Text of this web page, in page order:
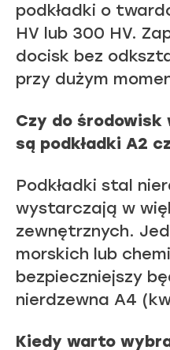
podkładki o
HV lub 300 HV.
docisk bez
przy dużym
Czy do środowisk
są podkładki A2
Podkładki stal
wystarczają w
zewnętrznych.
morskich lub
bezpieczniejszy
nierdzewna A4
Kiedy warto